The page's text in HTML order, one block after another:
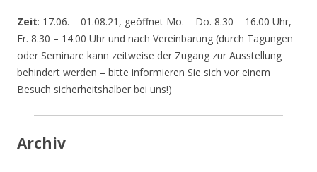
Zeit: 17.06. – 01.08.21, geöffnet Mo. – Do. 8.30 – 16.00 Uhr,
Fr. 8.30 – 14.00 Uhr und nach Vereinbarung (durch Tagungen
oder Seminare kann zeitweise der Zugang zur Ausstellung
behindert werden – bitte informieren Sie sich vor einem
Besuch sicherheitshalber bei uns!)
Archiv